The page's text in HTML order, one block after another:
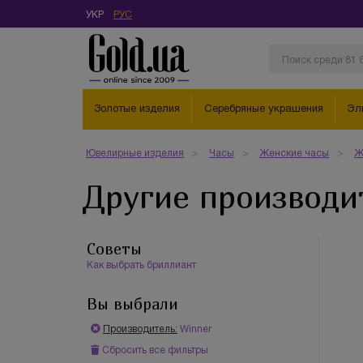
УКР РУС
Золотые изделия Серебряные украшения
Ювелирные изделия Часы Женские часы
Другие
Советы
Как выбрать бриллиант
Вы выбрали
Производитель: Winner
Сбросить все фильтры